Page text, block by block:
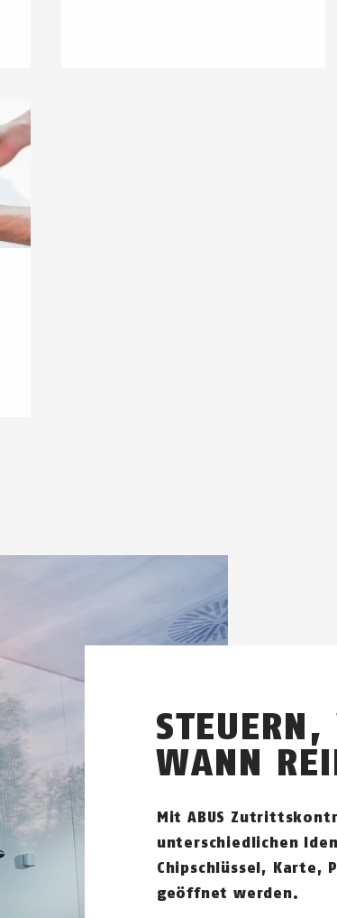
STEUERN,
WANN
Mit ABUS
unterschiedlichen
Chipschlüssel, Karte,
geöffnet werden.